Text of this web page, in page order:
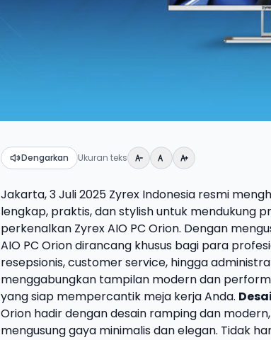
Dengarkan Ukuran teks
Jakarta, 3 Juli 2025 Zyrex Indonesia resmi
lengkap, praktis, dan stylish untuk mendukung
perkenalkan Zyrex AIO PC Orion. Dengan
AIO PC Orion dirancang khusus bagi para
resepsionis, customer service, hingga
menggabungkan tampilan modern dan
yang siap mempercantik meja kerja Anda.
Orion hadir dengan desain ramping dan
mengusung gaya minimalis dan elegan. Tidak